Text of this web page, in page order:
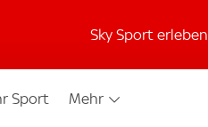
Sky Sport erleben
Sport Mehr